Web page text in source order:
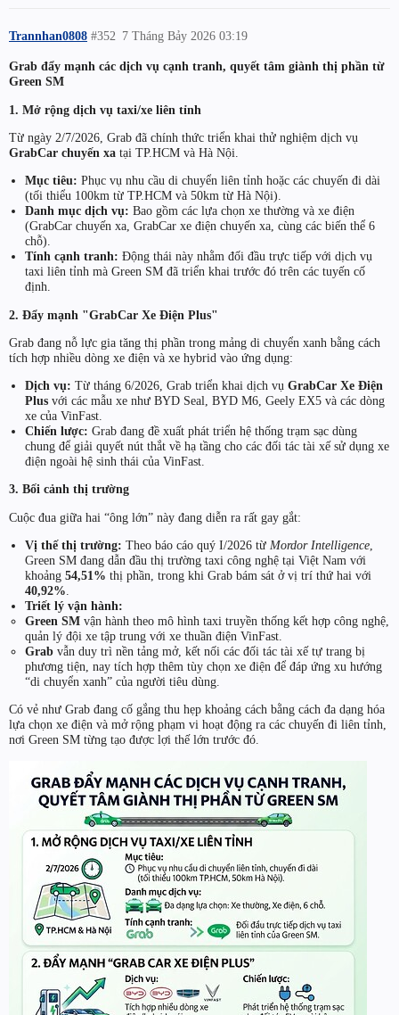
Trannhan0808 7 Tháng Bảy 2026 03:19
#352
Grab đẩy mạnh các dịch vụ cạnh tranh, quyết tâm giành thị phần từ
Green SM
1. Mở rộng dịch vụ taxi/xe liên tỉnh
Từ ngày 2/7/2026, Grab đã chính thức triển khai thử nghiệm dịch vụ
GrabCar chuyến xa tại TP.HCM và Hà Nội.
Mục tiêu: Phục vụ nhu cầu di chuyển liên tỉnh hoặc các chuyến đi dài
(tối thiểu 100km từ TP.HCM và 50km từ Hà Nội).
Danh mục dịch vụ: Bao gồm các lựa chọn xe thường và xe điện
(GrabCar chuyến xa, GrabCar xe điện chuyến xa, cùng các biến thể 6
chỗ).
Tính cạnh tranh: Động thái này nhằm đối đầu trực tiếp với dịch vụ
taxi liên tỉnh mà Green SM đã triển khai trước đó trên các tuyến cố
định.
2. Đẩy mạnh "GrabCar Xe Điện Plus"
Grab đang nỗ lực gia tăng thị phần trong mảng di chuyển xanh bằng cách
tích hợp nhiều dòng xe điện và xe hybrid vào ứng dụng:
Dịch vụ: Từ tháng 6/2026, Grab triển khai dịch vụ GrabCar Xe Điện
Plusvới các mẫu xe như BYD Seal, BYD M6, Geely EX5 và các dòng
xe của VinFast.
Chiến lược: Grab đang đề xuất phát triển hệ thống trạm sạc dùng
chung để giải quyết nút thắt về hạ tầng cho các đối tác tài xế sử dụng xe
điện ngoài hệ sinh thái của VinFast.
3. Bối cảnh thị trường
Cuộc đua giữa hai “ông lớn” này đang diễn ra rất gay gắt:
Vị thế thị trường: Theo báo cáo quý I/2026 từ Mordor Intelligence,
Green SM đang dẫn đầu thị trường taxi công nghệ tại Việt Nam với
khoảng 54,51% thị phần, trong khi Grab bám sát ở vị trí thứ hai với
40,92%
Triết lý vận hành:
Green SMvận hành theo mô hình taxi truyền thống kết hợp công nghệ,
quản lý đội xe tập trung với xe thuần điện VinFast.
Grabvẫn duy trì nền tảng mở, kết nối các đối tác tài xế tự trang bị
phương tiện, nay tích hợp thêm tùy chọn xe điện để đáp ứng xu hướng
“di chuyển xanh” của người tiêu dùng.
Có vẻ như Grab đang cố gắng thu hẹp khoảng cách bằng cách đa dạng hóa
lựa chọn xe điện và mở rộng phạm vi hoạt động ra các chuyến đi liên tỉnh,
nơi Green SM từng tạo được lợi thế lớn trước đó.